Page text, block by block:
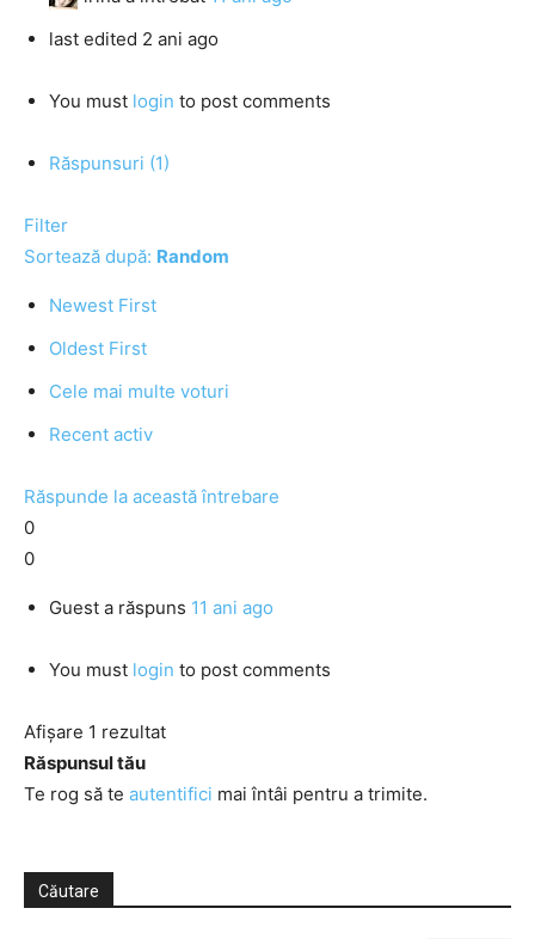
last edited 2 ani ago
You must login to post comments
Răspunsuri (1)
Filter
Sortează după: Random
Newest First
Oldest First
Cele mai multe voturi
Recent activ
Răspunde la această întrebare
0
0
Guest a răspuns 11 ani ago
You must login to post comments
Afișare 1 rezultat
Răspunsul tău
Te rog să te autentifici mai întâi pentru a trimite.
Căutare